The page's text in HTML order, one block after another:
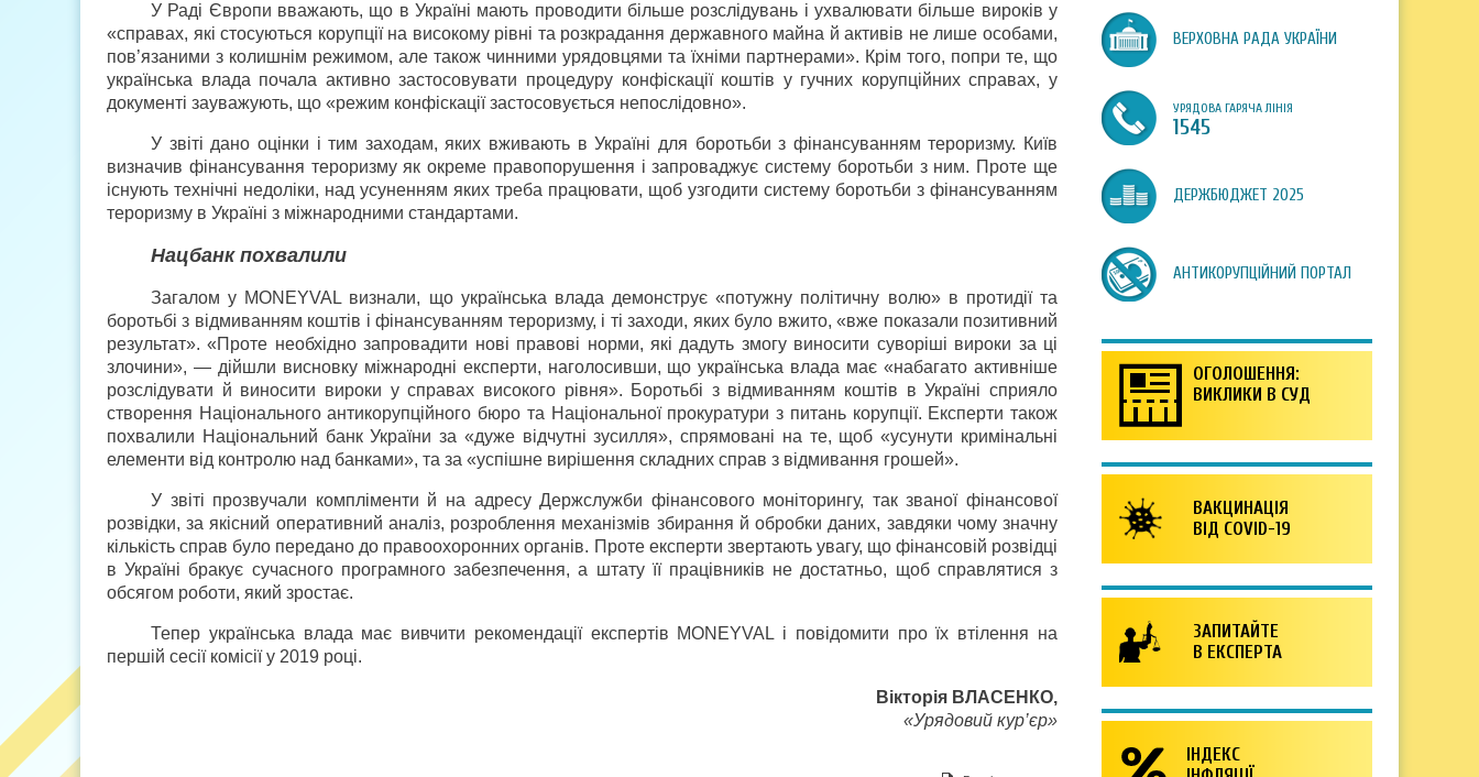
У Раді Європи вважають, що в Україні мають проводити більше розслідувань і ухвалювати більше вироків у
«справах, які стосуються корупції на високому рівні та розкрадання державного майна й активів не лише особами,
пов’язаними з колишнім режимом, але також чинними урядовцями та їхніми партнерами». Крім того, попри те, що
українська влада почала активно застосовувати процедуру конфіскації коштів у гучних корупційних справах, у
документі зауважують, що «режим конфіскації застосовується непослідовно».
У звіті дано оцінки і тим заходам, яких вживають в Україні для боротьби з фінансуванням тероризму. Київ
визначив фінансування тероризму як окреме правопорушення і запроваджує систему боротьби з ним. Проте ще
існують технічні недоліки, над усуненням яких треба працювати, щоб узгодити систему боротьби з фінансуванням
тероризму в Україні з міжнародними стандартами.
Нацбанк похвалили
Загалом у MONEYVAL визнали, що українська влада демонструє «потужну політичну волю» в протидії та
боротьбі з відмиванням коштів і фінансуванням тероризму, і ті заходи, яких було вжито, «вже показали позитивний
результат». «Проте необхідно запровадити нові правові норми, які дадуть змогу виносити суворіші вироки за ці
злочини», — дійшли висновку міжнародні експерти, наголосивши, що українська влада має «набагато активніше
розслідувати й виносити вироки у справах високого рівня». Боротьбі з відмиванням коштів в Україні сприяло
створення Національного антикорупційного бюро та Національної прокуратури з питань корупції. Експерти також
похвалили Національний банк України за «дуже відчутні зусилля», спрямовані на те, щоб «усунути кримінальні
елементи від контролю над банками», та за «успішне вирішення складних справ з відмивання грошей».
У звіті прозвучали компліменти й на адресу Держслужби фінансового моніторингу, так званої фінансової
розвідки, за якісний оперативний аналіз, розроблення механізмів збирання й обробки даних, завдяки чому значну
кількість справ було передано до правоохоронних органів. Проте експерти звертають увагу, що фінансовій розвідці
в Україні бракує сучасного програмного забезпечення, а штату її працівників не достатньо, щоб справлятися з
обсягом роботи, який зростає.
Тепер українська влада має вивчити рекомендації експертів MONEYVAL і повідомити про їх втілення на
першій сесії комісії у 2019 році.
Вікторія ВЛАСЕНКО,
«Урядовий кур’єр»
ВЕРХОВНА РАДА УКРАЇНИ
УРЯДОВА ГАРЯЧА ЛІНІЯ
1545
ДЕРЖБЮДЖЕТ 2025
АНТИКОРУПЦІЙНИЙ ПОРТАЛ
ОГОЛОШЕННЯ:
ВИКЛИКИ В СУД
ВАКЦИНАЦІЯ
ВІД COVID-19
ЗАПИТАЙТЕ
В ЕКСПЕРТА
ІНДЕКС